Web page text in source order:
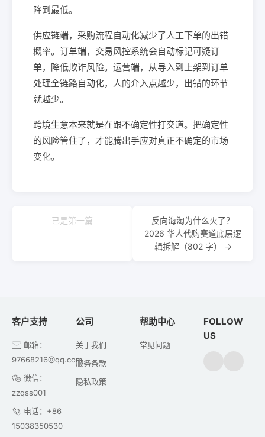
降到最低。
供应链端，采购流程自动化减少了人工下单的出错
概率。订单端，交易风控系统会自动标记可疑订
单，降低欺诈风险。运营端，从导入到上架到订单
处理全链路自动化，人的介入点越少，出错的环节
就越少。
跨境生意本来就是在跟不确定性打交道。把确定性
的风险管住了，才能腾出手应对真正不确定的市场
变化。
已是第一篇
反向海淘为什么火了？
2026 华人代购赛道底层逻
辑拆解（802 字） →
客户支持
邮箱：
97668216@qq.com
微信：
zzqss001
电话：+86
15038350530
公司
关于我们
服务条款
隐私政策
帮助中心
常见问题
FOLLOW
US